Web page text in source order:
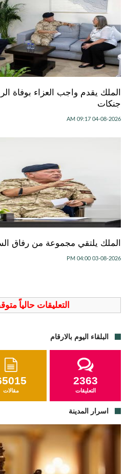
الملك يقدم واجب العزاء بوفاة
جنكات
04-08-2026 09:17 AM
الملك يلتقي مجموعة من رفاق
03-08-2026 04:00 PM
التعليقات حالياً
البلقاء اليوم بالارقام
مقالات
2363
التعليقات
اسرار المدينة